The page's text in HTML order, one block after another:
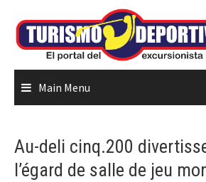
content
Main Menu
Au-deli cinq.200
l’égard de salle de jeu